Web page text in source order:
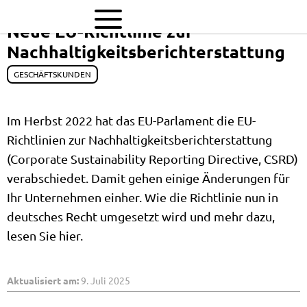
EU-
Richtlinie
zur
evm
Blog
Neue EU-Richtlinie zur
Nachhaltigkeitsberichterstattung
GESCHÄFTSKUNDEN
Im Herbst 2022 hat das EU-Parlament die EU-
Richtlinien zur Nachhaltigkeitsberichterstattung
(Corporate Sustainability Reporting Directive, CSRD)
verabschiedet. Damit gehen einige Änderungen für
Ihr Unternehmen einher. Wie die Richtlinie nun in
deutsches Recht umgesetzt wird und mehr dazu,
lesen Sie hier.
Aktualisiert am: 9. Juli 2025